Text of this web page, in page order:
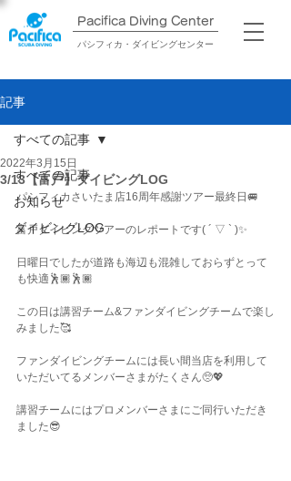
Pacifica Diving Center​
パシフィカ・ダイビングセンター
記事
すべての記事
お知らせ
ダイビングLOG
すべての記事
3/13【富戸】ダイビングLOG
2022年3月15日
パシフィカさいたま店16周年感謝ツアー最終日🚐
富戸ダイビングツアーのレポートです( ´ ▽ ` )✨
日曜日でしたが道路も海辺も混雑しておらずとって
も快適🕺🏾🕺🏾
この日は講習チーム&ファンダイビングチームで楽し
みました🥰
ファンダイビングチームには長い間当店を利用して
いただいてるメンバーさまがたくさん🥺💖
講習チームにはプロメンバーさまにご同行いただき
ました😎